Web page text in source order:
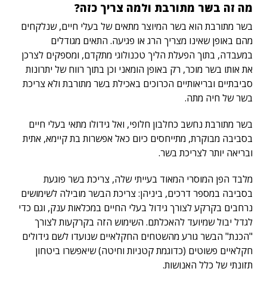
מה זה בשר מתורבת ולמה צריך כזה?
בשר מתורבת הוא בשר המיוצר מתאים של בעלי חיים, שנלקחים
מהם באופן שאינו מצריך הרג או פגיעה. התאים מגודלים
במעבדה, בתוך הפעלת הליך טכנולוגי מתקדם, ומספקים לצרכן
את אותו בשר מוכר, רק באופן הומאני וכן בתוך רווח של יתרונות
סביבתיים ובריאותיים הכרוכים באכילת בשר מתורבת ולא צריכת
בשר של חיה מתה.
בשר מתורבת נחשב כחלבון חלופי, ואל גידולו מתאי בעלי חיים
בסביבה מבוקרת, מתייחסים כיום כאל אפשרות בת קיימא, אתית
ובריאה יותר לצריכת בשר.
מלבד הפן המוסרי המאוד בעייתי שלה, צריכת בשר פוגעת
בסביבה במספר דרכים, ביניהן: צריכת הבשר מובילה לשימושים
נרחבים בקרקע לצורך גידול בעלי החיים במכלאות ענק, וגם כדי
לגדל יבול שמיועד להאכלתם. השימוש הזה בקרקעות לצורך
"הכנת" הבשר גורע מהשטחים החקלאיים שנועדו לשם גידולים
חקלאיים פשוטים (כדוגמת קטניות וחיטה) שיאפשרו ביטחון
תזונתי של כלל האנושות.